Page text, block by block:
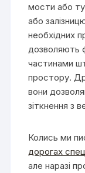
мости або
або
необхідних
дозволяють
частинами
простору.
вони
зіткнення з
Колись ми
дорогах
але наразі